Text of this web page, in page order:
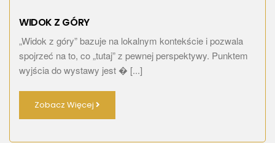
WIDOK Z GÓRY
„Widok z góry” bazuje na lokalnym kontekście i pozwala
spojrzeć na to, co „tutaj” z pewnej perspektywy. Punktem
wyjścia do wystawy jest � [...]
Zobacz Więcej